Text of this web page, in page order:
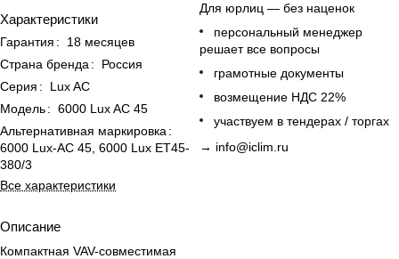
Характеристики
Гарантия :
18 месяцев
Страна бренда :
Россия
Серия :
Lux AC
Модель: 6000 Lux AC 45
Альтернативная маркировка :
6000 Lux-AC 45, 6000 Lux ET45-
380/3
Все характеристики
Описание
Компактная VAV-совместимая
Для юрлиц — без наценок
персональный менеджер
решает все вопросы
грамотные документы
возмещение НДС 22%
участвуем в тендерах / торгах
→ info@iclim.ru